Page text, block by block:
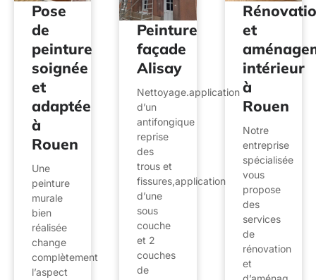
Pose
de
peinture
soignée
et
adaptée
à
Rouen
Une
peinture
murale
bien
réalisée
change
complètement
l’aspect
Peinture
façade
Alisay
Nettoyage.application
d’un
antifongique
reprise
des
trous et
fissures,application
d’une
sous
couche
et 2
couches
de
et
intérieur
à
Rouen
Notre
entreprise
spécialisée
vous
propose
des
services
de
rénovation
et